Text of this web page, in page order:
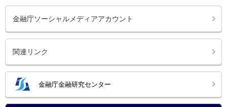
金融庁ソーシャルメディアアカウント
関連リンク
金融庁金融研究センター